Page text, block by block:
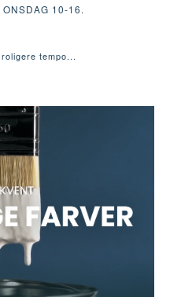
10-16.
tempo...